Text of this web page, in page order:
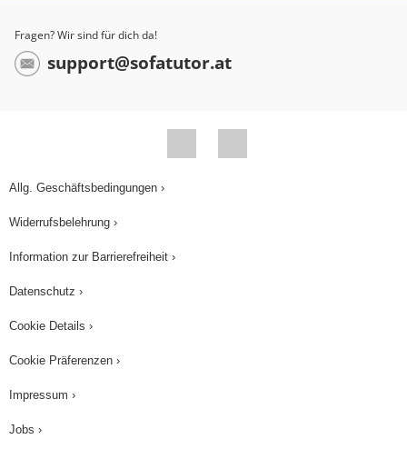
Fragen? Wir sind für dich da!
support@sofatutor.at
Allg. Geschäftsbedingungen ›
Widerrufsbelehrung ›
Information zur Barrierefreiheit ›
Datenschutz ›
Cookie Details ›
Cookie Präferenzen ›
Impressum ›
Jobs ›